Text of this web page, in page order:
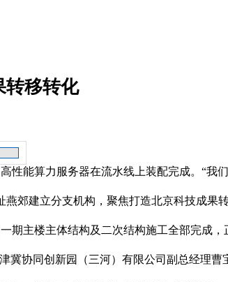
转移转化
能算力服务器在流水线上装配完成。“我
郊建立分支机构，聚焦打造北京科技成果
期主楼主体结构及二次结构施工全部完成
协同创新园（三河）有限公司副总经理